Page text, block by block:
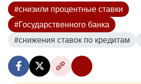
#снизили процентные ставки
#Государственного банка
#снижения ставок по кредитам